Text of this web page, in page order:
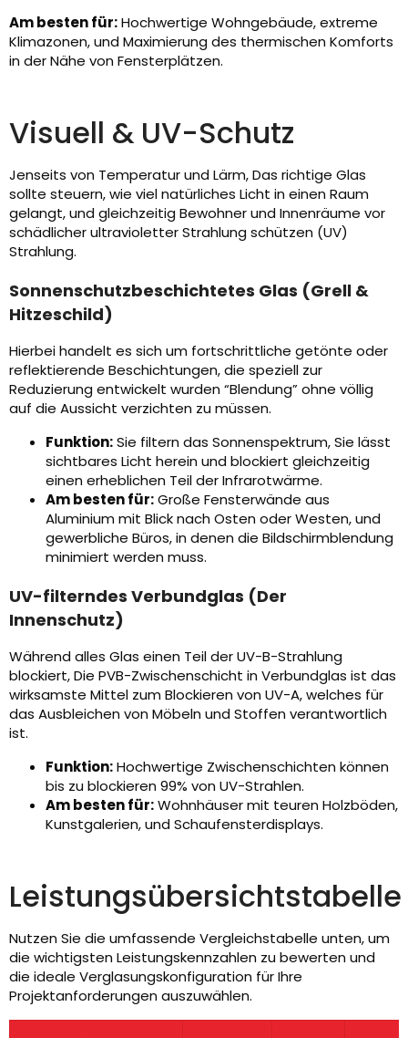
Am besten für:Hochwertige Wohngebäude, extreme
Klimazonen, und Maximierung des thermischen Komforts
in der Nähe von Fensterplätzen.
Visuell & UV-Schutz
Jenseits von Temperatur und Lärm, Das richtige Glas
sollte steuern, wie viel natürliches Licht in einen Raum
gelangt, und gleichzeitig Bewohner und Innenräume vor
schädlicher ultravioletter Strahlung schützen (UV)
Strahlung.
Sonnenschutzbeschichtetes Glas (Grell &
Hitzeschild)
Hierbei handelt es sich um fortschrittliche getönte oder
reflektierende Beschichtungen, die speziell zur
Reduzierung entwickelt wurden “Blendung” ohne völlig
auf die Aussicht verzichten zu müssen.
Funktion:Sie filtern das Sonnenspektrum, Sie lässt
sichtbares Licht herein und blockiert gleichzeitig
einen erheblichen Teil der Infrarotwärme.
Am besten für:Große Fensterwände aus
Aluminium mit Blick nach Osten oder Westen, und
gewerbliche Büros, in denen die Bildschirmblendung
minimiert werden muss.
UV-filterndes Verbundglas (Der
Innenschutz)
Während alles Glas einen Teil der UV-B-Strahlung
blockiert, Die PVB-Zwischenschicht in Verbundglas ist das
wirksamste Mittel zum Blockieren von UV-A, welches für
das Ausbleichen von Möbeln und Stoffen verantwortlich
ist.
Funktion:Hochwertige Zwischenschichten können
bis zu blockieren 99% von UV-Strahlen.
Am besten für:Wohnhäuser mit teuren Holzböden,
Kunstgalerien, und Schaufensterdisplays.
Leistungsübersichtstabelle
Nutzen Sie die umfassende Vergleichstabelle unten, um
die wichtigsten Leistungskennzahlen zu bewerten und
die ideale Verglasungskonfiguration für Ihre
Projektanforderungen auszuwählen.